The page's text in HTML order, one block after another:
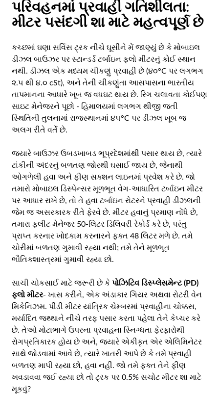
પરિવહનમાં પ્રવાહી ગતિશીલતા:
મીટર પસંદગી શા માટે મહત્વપૂર્ણ છે
કચ્છમાં ઘણા સર્વિસ ટ્રક નીચે ઘૂસીને મેં જાણ્યું છે કે મોબાઇલ
ડીઝલ બાઉઝર પર સ્ટાન્ડર્ડ ટર્બાઇન ફ્લો મીટરનું કોઈ સ્થાન
નથી. ડીઝલ એક મધ્યમ ચીકણું પ્રવાહી છે (૪૦°C પર લગભગ
૨.૫ થી ૪.૦ cSt), અને તેની ચીકણુંતા આસપાસના ભારતીય
તાપમાનના આધારે ખૂબ જ વધઘટ થાય છે. રિગ ચલાવતા કોઈપણ
સાઇટ મેનેજરને પૂછો - હિમાલયમાં લગભગ થીજી જતી
સ્થિતિની તુલનામાં રાજસ્થાનમાં ૪૫°C પર ડીઝલ ખૂબ જ
અલગ રીતે વર્તે છે.
જ્યારે બાઉઝર ઉબડખાબડ ભૂપ્રદેશમાંથી પસાર થાય છે, ત્યારે
ટાંકીની અંદરનું બળતણ જોરથી ઘસાઈ જાય છે, જેનાથી
ઓગળેલી હવા અને ફીણ સક્શન લાઇનમાં પ્રવેશ કરે છે. જો
તમારો મોબાઇલ ડિસ્પેન્સર મૂળભૂત વેગ-આધારિત ટર્બાઇન મીટર
પર આધાર રાખે છે, તો તે હવા ટર્બાઇન રોટરને પ્રવાહી ડીઝલની
જેમ જ અસરકારક રીતે ફેરવે છે. મીટર હવાનું પ્રમાણ નોંધે છે,
તમારા ફ્લીટ મેનેજર 50-લિટર ડિલિવરી રેકોર્ડ કરે છે, પરંતુ
પ્રાપ્ત કરનાર ખોદકામ કરનારને ફક્ત 48 લિટર મળે છે. તમે
ચોરીમાં બળતણ ગુમાવી રહ્યા નથી; તમે તેને મૂળભૂત
ભૌતિકશાસ્ત્રમાં ગુમાવી રહ્યા છો.
સાચી ચોકસાઈ માટે જરૂરી છે કે પોઝિટિવ ડિસ્પ્લેસમેન્ટ (PD)
ફ્લો મીટર- ખાસ કરીને, એક અંડાકાર ગિયર અથવા રોટરી વેન
મિકેનિઝમ. પીડી મીટર યાંત્રિક ચેમ્બરમાં પ્રવાહીના ચોક્કસ,
મર્યાદિત જથ્થાને નીચે તરફ પસાર કરતા પહેલા તેને કેપ્ચર કરે
છે. તેઓ મોટાભાગે ઉપરના પ્રવાહના સ્નિગ્ધતા ફેરફારોથી
રોગપ્રતિકારક હોય છે અને, જ્યારે એકીકૃત એર એલિમિનેટર
સાથે જોડવામાં આવે છે, ત્યારે ખાતરી આપે છે કે તમે પ્રવાહી
બળતણ માપી રહ્યા છો, હવા નહીં. જો તમે ફક્ત તેને ફીણ
ખવડાવવા જઈ રહ્યા છો તો ટ્રક પર 0.5% સચોટ મીટર શા માટે
મૂકવું?